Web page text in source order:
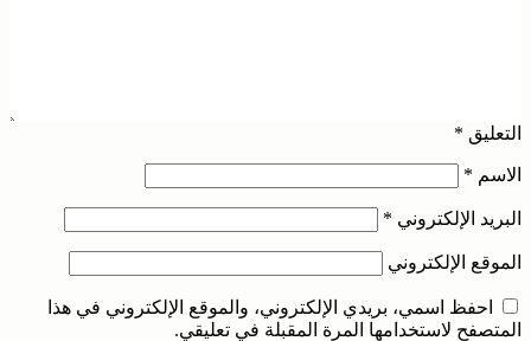
التعليق *
الاسم *
البريد الإلكتروني *
الموقع الإلكتروني
احفظ اسمي، بريدي الإلكتروني، والموقع الإلكتروني في هذا
المتصفح لاستخدامها المرة المقبلة في تعليقي.